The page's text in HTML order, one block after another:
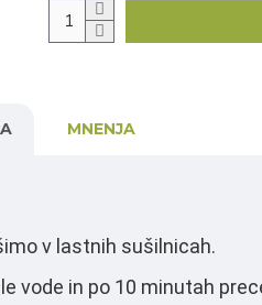
MNENJA
v lastnih sušilnicah.
vode in po 10 minutah